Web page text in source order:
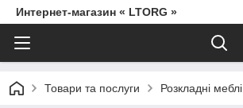
Интернет-магазин « LTORG »
Товари та послуги Розкладні меблі